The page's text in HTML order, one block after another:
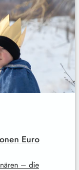
Euro
– die